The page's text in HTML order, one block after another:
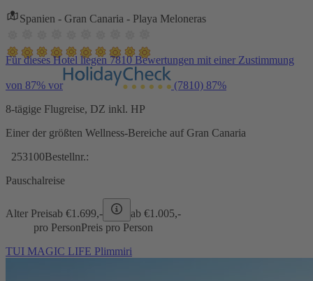
Spanien - Gran Canaria - Playa Meloneras
Für dieses Hotel liegen 7810 Bewertungen mit einer Zustimmung
von 87% vor (7810) 87%
8-tägige Flugreise, DZ inkl. HP
Einer der größten Wellness-Bereiche auf Gran Canaria
253100Bestellnr.:
Pauschalreise
Alter Preisab €1.699,- ab €1.005,-
pro PersonPreis pro Person
TUI MAGIC LIFE Plimmiri